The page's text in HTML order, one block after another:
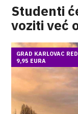
Studenti
voziti već
GRAD KARLOVAC
9,95 EURA